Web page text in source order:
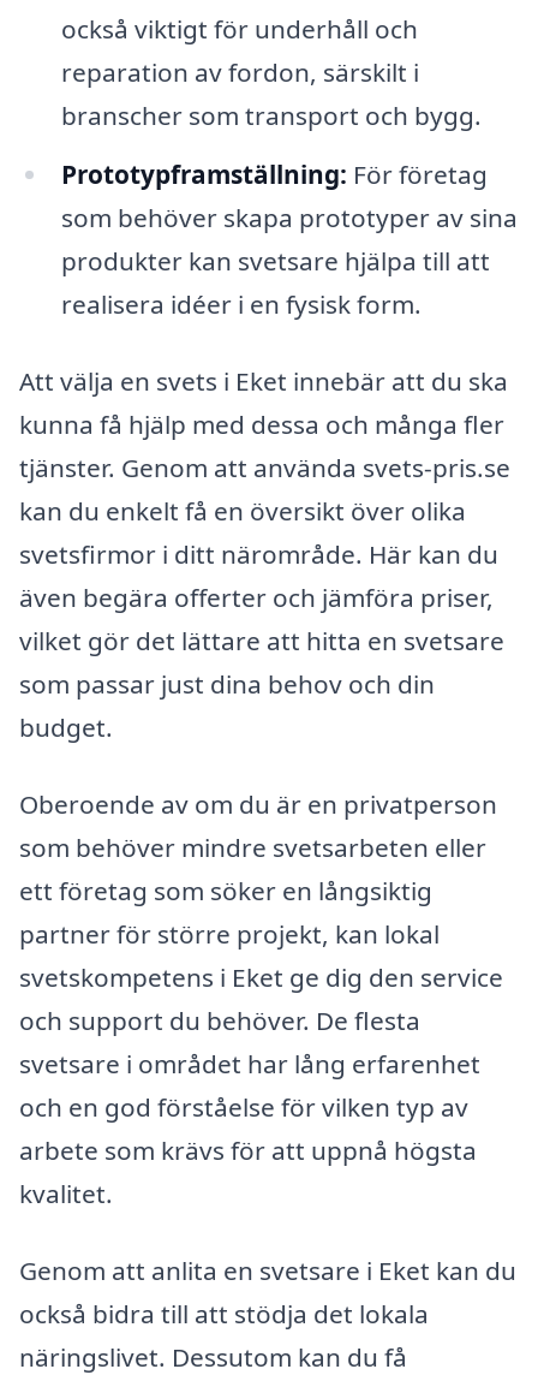
också viktigt för underhåll och
reparation av fordon, särskilt i
branscher som transport och bygg.
Prototypframställning: För företag
som behöver skapa prototyper av sina
produkter kan svetsare hjälpa till att
realisera idéer i en fysisk form.
Att välja en svets i Eket innebär att du ska
kunna få hjälp med dessa och många fler
tjänster. Genom att använda svets-pris.se
kan du enkelt få en översikt över olika
svetsfirmor i ditt närområde. Här kan du
även begära offerter och jämföra priser,
vilket gör det lättare att hitta en svetsare
som passar just dina behov och din
budget.
Oberoende av om du är en privatperson
som behöver mindre svetsarbeten eller
ett företag som söker en långsiktig
partner för större projekt, kan lokal
svetskompetens i Eket ge dig den service
och support du behöver. De flesta
svetsare i området har lång erfarenhet
och en god förståelse för vilken typ av
arbete som krävs för att uppnå högsta
kvalitet.
Genom att anlita en svetsare i Eket kan du
också bidra till att stödja det lokala
näringslivet. Dessutom kan du få